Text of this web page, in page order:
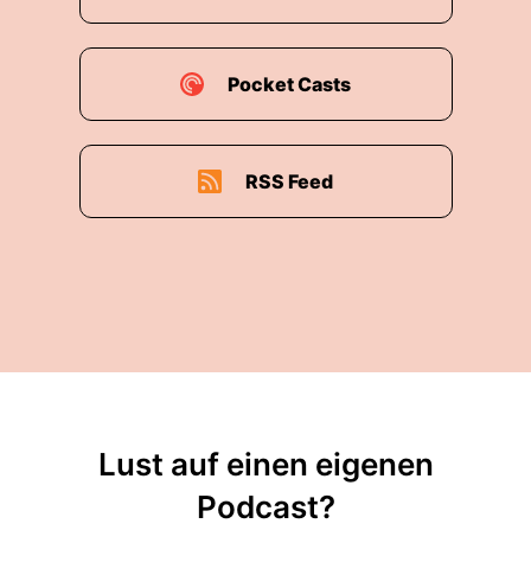
Pocket Casts
RSS Feed
Lust auf einen eigenen
Podcast?